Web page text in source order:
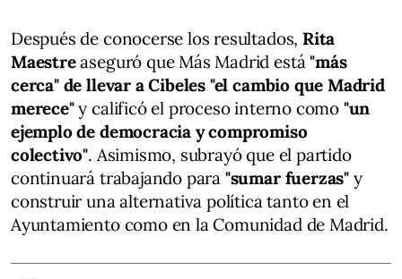
Después de conocerse los resultados, Rita
Maestreaseguró que Más Madrid está"más
cerca" de llevar a Cibeles "el cambio que Madrid
merece"y calificó el proceso interno como "un
ejemplo de democracia y compromiso
colectivo". Asimismo, subrayó que el partido
continuará trabajando para "sumar fuerzas" y
construir una alternativa política tanto en el
Ayuntamiento como en la Comunidad de Madrid.